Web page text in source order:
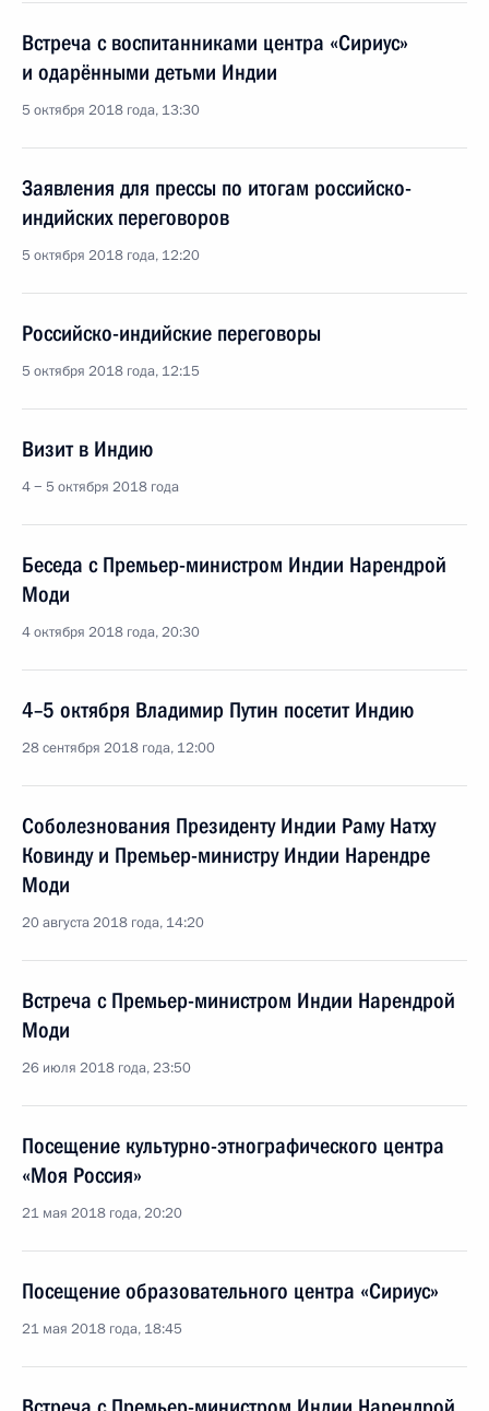
Встреча с воспитанниками центра «Сириус»
и одарёнными детьми Индии
5 октября 2018 года, 13:30
Заявления для прессы по итогам российско-
индийских переговоров
5 октября 2018 года, 12:20
Российско-индийские переговоры
5 октября 2018 года, 12:15
Визит в Индию
4 − 5 октября 2018 года
Беседа с Премьер-министром Индии Нарендрой
Моди
4 октября 2018 года, 20:30
4–5 октября Владимир Путин посетит Индию
28 сентября 2018 года, 12:00
Соболезнования Президенту Индии Раму Натху
Ковинду и Премьер-министру Индии Нарендре
Моди
20 августа 2018 года, 14:20
Встреча с Премьер-министром Индии Нарендрой
Моди
26 июля 2018 года, 23:50
Посещение культурно-этнографического центра
«Моя Россия»
21 мая 2018 года, 20:20
Посещение образовательного центра «Сириус»
21 мая 2018 года, 18:45